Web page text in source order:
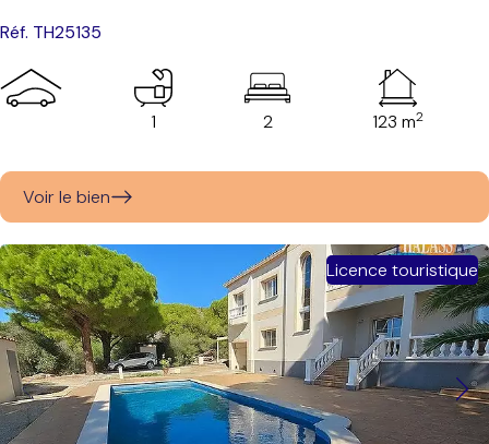
Réf. TH25135
1 2 123 m2
Voir le bien
Licence touristique